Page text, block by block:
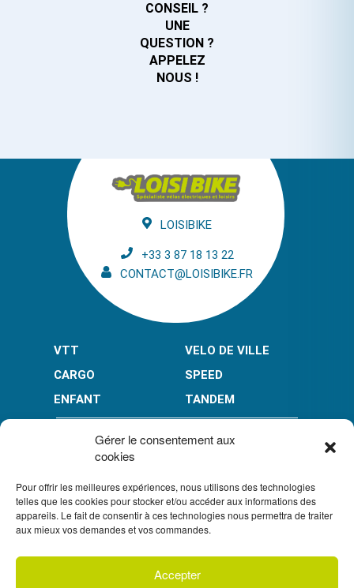
Gérer le consentement aux
cookies
Pour offrir les meilleures expériences, nous utilisons des technologies
telles que les cookies pour stocker et/ou accéder aux informations des
appareils. Le fait de consentir à ces technologies nous permettra de traiter
aux mieux vos demandes et vos commandes.
Accepter
CONSEIL ?
UNE
QUESTION ?
APPELEZ
NOUS !
LOISIBIKE
+33 3 87 18 13 22
CONTACT@LOISIBIKE.FR
VTT
VELO DE VILLE
CARGO
SPEED
ENFANT
TANDEM
PAIEMENT EN PLUSIEURS FOIS* :
LIMITÉ À 3000 € POUR LE 10X. LIMITÉ À 6000 € POUR LE 3X ET 4X.
CONDITION GÉNÉRALES DE VENTE
POLITIQUE DE CONFIDENTIALITÉ